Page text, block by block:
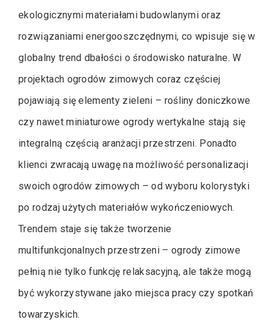
ekologicznymi materiałami budowlanymi oraz
rozwiązaniami energooszczędnymi, co wpisuje się w
globalny trend dbałości o środowisko naturalne. W
projektach ogrodów zimowych coraz częściej
pojawiają się elementy zieleni – rośliny doniczkowe
czy nawet miniaturowe ogrody wertykalne stają się
integralną częścią aranżacji przestrzeni. Ponadto
klienci zwracają uwagę na możliwość personalizacji
swoich ogrodów zimowych – od wyboru kolorystyki
po rodzaj użytych materiałów wykończeniowych.
Trendem staje się także tworzenie
multifunkcjonalnych przestrzeni – ogrody zimowe
pełnią nie tylko funkcję relaksacyjną, ale także mogą
być wykorzystywane jako miejsca pracy czy spotkań
towarzyskich.